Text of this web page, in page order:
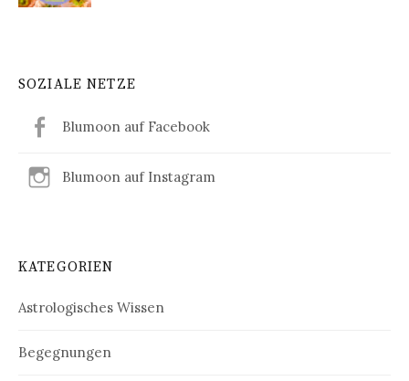
SOZIALE NETZE
Blumoon auf Facebook
Blumoon auf Instagram
KATEGORIEN
Astrologisches Wissen
Begegnungen